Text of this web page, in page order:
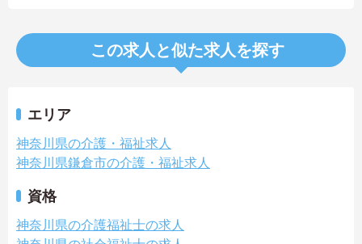
この求人と似た求人を探す
エリア
神奈川県の介護・福祉求人
神奈川県鎌倉市の介護・福祉求人
資格
神奈川県の介護福祉士の求人